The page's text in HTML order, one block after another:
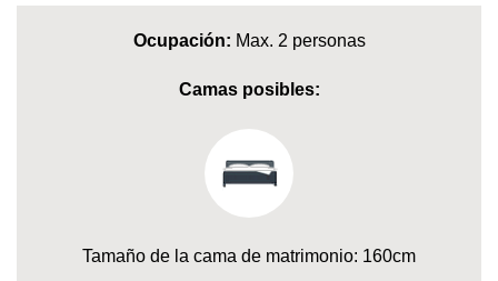
Ocupación: Max. 2 personas
Camas posibles:
Tamaño de la cama de matrimonio: 160cm